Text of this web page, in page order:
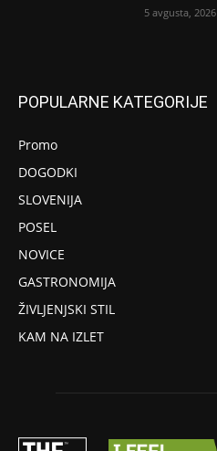
5 avgusta, 2026
POPULARNE KATEGORIJE
Promo
DOGODKI
SLOVENIJA
POSEL
NOVICE
GASTRONOMIJA
ŽIVLJENJSKI STIL
KAM NA IZLET